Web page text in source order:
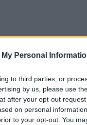
Personal
to third parties, or
by us, please use
after your opt-out
on personal
to your opt-out. You